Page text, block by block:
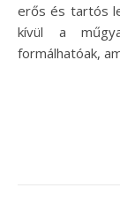
erős és tartós
kívül a
formálhatóak,